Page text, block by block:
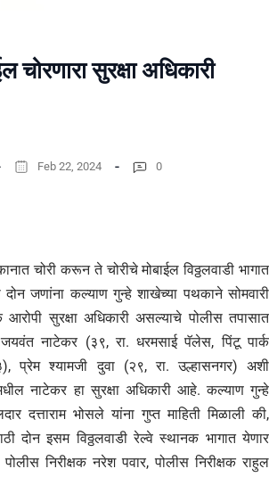
चोरणारा सुरक्षा अधिकारी
Feb 22, 2024 0
चोरी करून ते चोरीचे मोबाईल विठ्ठलवाडी भागात
दोन जणांना कल्याण गुन्हे शाखेच्या पथकाने सोमवारी
सुरक्षा अधिकारी असल्याचे पोलीस तपासात
नाटेकर (३९, रा. धरमसाई पॅलेस, पिंटू पार्क
प्रेम श्यामजी दुवा (२९, रा. उल्हासनगर) अशी
नाटेकर हा सुरक्षा अधिकारी आहे. कल्याण गुन्हे
दत्ताराम भोसले यांना गुप्त माहिती मिळाली की,
दोन इसम विठ्ठलवाडी रेल्वे स्थानक भागात येणार
निरीक्षक नरेश पवार, पोलीस निरीक्षक राहुल